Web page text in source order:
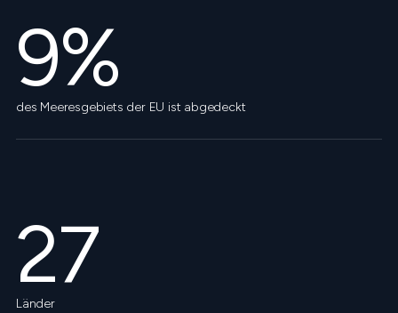
9%
des Meeresgebiets der EU ist abgedeckt
27
Länder